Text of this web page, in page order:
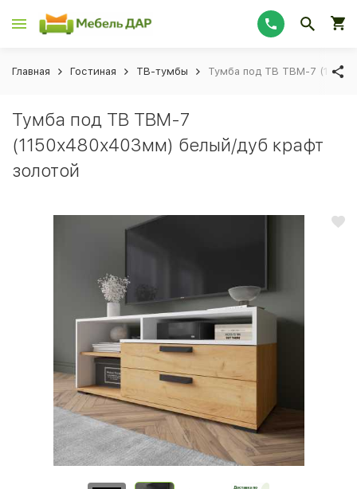
Главная Гостиная ТВ-тумбы Тумба под ТВ ТВМ-7
Тумба под ТВ ТВМ-7
(1150х480х403мм) белый/дуб крафт
золотой